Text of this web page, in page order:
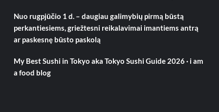
Nuo rugpjūčio 1 d. – daugiau galimybių pirmą būstą
perkantiesiems, griežtesni reikalavimai imantiems antrą
ar paskesnę būsto paskolą
My Best Sushi in Tokyo aka Tokyo Sushi Guide 2026 · i am
a food blog